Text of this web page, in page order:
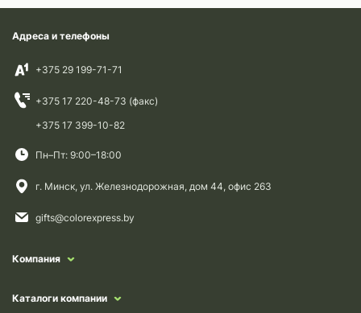
Адреса и телефоны
+375 29 199-71-71
+375 17 220-48-73 (факс)
+375 17 399-10-82
Пн–Пт: 9:00–18:00
г. Минск, ул. Железнодорожная, дом 44, офис 263
gifts@colorexpress.by
Компания
Каталоги компании